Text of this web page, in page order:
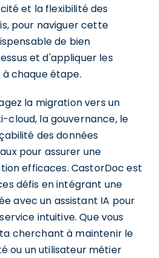
et la flexibilité des
pour naviguer cette
de bien
et d'appliquer les
chaque étape.
la migration vers un
cloud, la gouvernance, le
des données
pour assurer une
efficaces. CastorDoc est
défis en intégrant une
avec un assistant IA pour
intuitive. Que vous
cherchant à maintenir le
ou un utilisateur métier